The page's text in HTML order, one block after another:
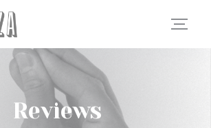
choices
Reviews